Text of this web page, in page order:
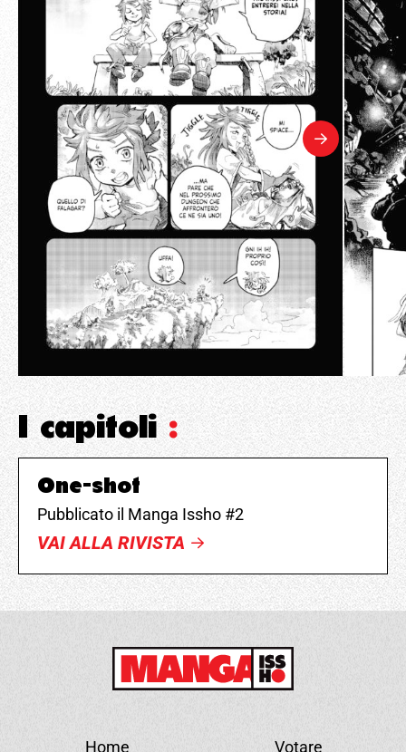
I capitoli:
One-shot
Pubblicato il Manga Issho #2
VAI ALLA RIVISTA
Home Votare